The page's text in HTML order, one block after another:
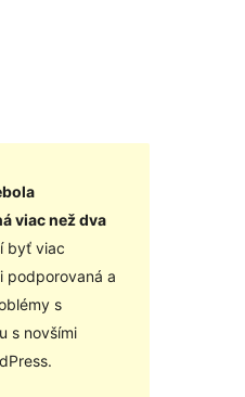
viac než dva
byť viac
podporovaná a
s
s novšími